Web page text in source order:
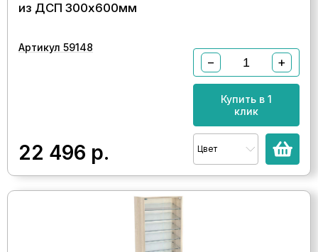
из ДСП 300х600мм
Артикул 59148
22 496 р.
− +
Купить в 1
клик
Цвет